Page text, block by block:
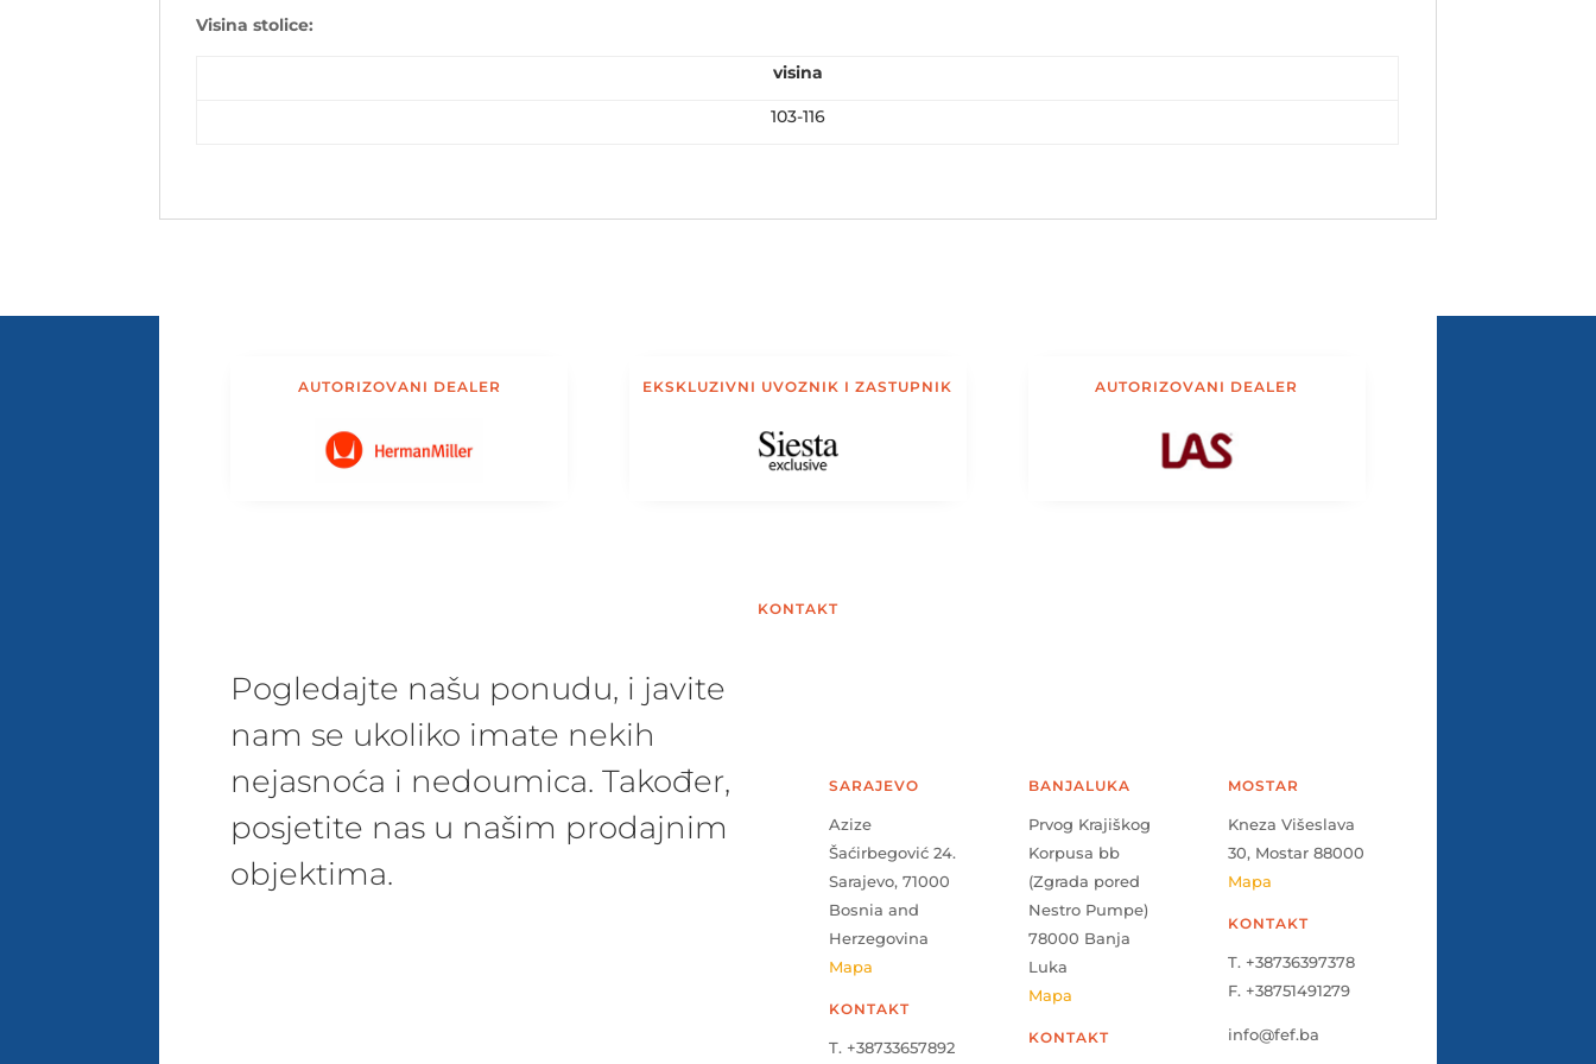
Visina stolice:
visina
103-116
AUTORIZOVANI DEALER EKSKLUZIVNI UVOZNIK I ZASTUPNIK AUTORIZOVANI DEALER
KONTAKT
Pogledajte našu ponudu, i javite
nam se ukoliko imate nekih
nejasnoća i nedoumica. Također,
posjetite nas u našim prodajnim
objektima.
SARAJEVO
Azize
Šaćirbegović 24.
Sarajevo, 71000
Bosnia and
Herzegovina
Mapa
KONTAKT
T. +38733657892
BANJALUKA
Prvog Krajiškog
Korpusa bb
(Zgrada pored
Nestro Pumpe)
78000 Banja
Luka
Mapa
KONTAKT
MOSTAR
Kneza Višeslava
30, Mostar 88000
Mapa
KONTAKT
T. +38736397378
F. +38751491279
info@fef.ba